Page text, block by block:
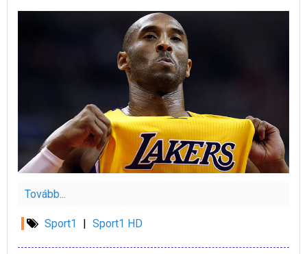
Tovább...
Sport1 | Sport1 HD